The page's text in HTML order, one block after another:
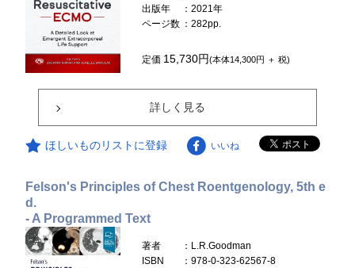
出版年
：2021年
ページ数 ：282pp.
定価 15,730円(本体14,300円 ＋ 税)
詳しく見る
ほしいものリストに登録 いいね
Felson's Principles of Chest Roentgenology, 5th e
d.
- A Programmed Text
著者
：L.R.Goodman
ISBN
：978-0-323-62567-8